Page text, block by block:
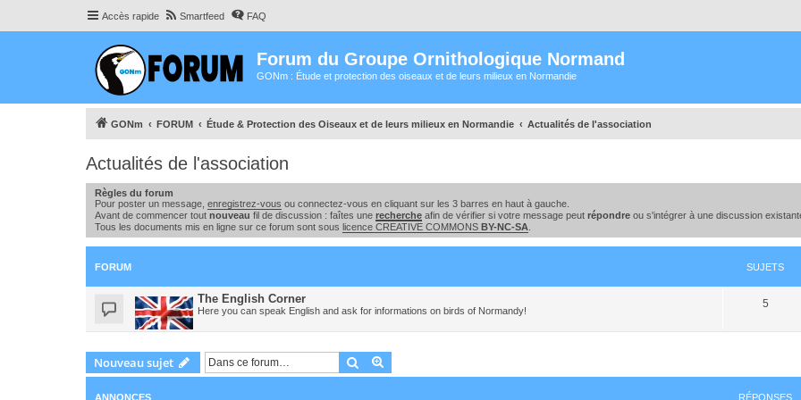
Accès rapide Smartfeed FAQ
Forum du Groupe Ornithologique Normand
GONm : Étude et protection des oiseaux et de leurs milieux en Normandie
GONm FORUM Étude & Protection des Oiseaux et de leurs milieux en Normandie Actualités de l'association
Actualités de l'association
Règles du forum
Pour poster un message, enregistrez-vous ou connectez-vous en cliquant sur les 3 barres en haut à gauche.
Avant de commencer tout nouveau fil de discussion : faîtes une recherche afin de vérifier si votre message peut répondre ou s'intégrer à une discussion
Tous les documents mis en ligne sur ce forum sont sous licence CREATIVE COMMONS BY-NC-SA
FORUM SUJETS
The English Corner
Here you can speak English and ask for informations on birds of Normandy!
5
Nouveau sujet Rechercher
ANNONCES RÉPONSES